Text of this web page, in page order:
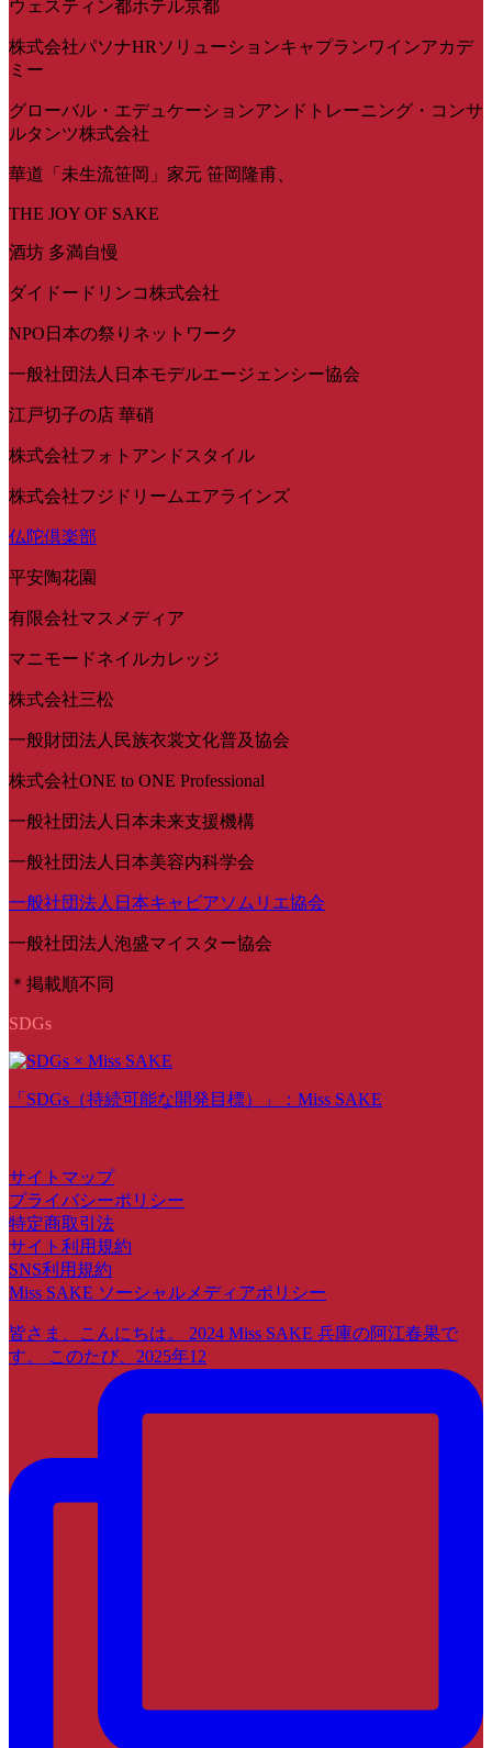
ウェスティン都ホテル京都
株式会社パソナHRソリューションキャプランワインアカデ
ミー
グローバル・エデュケーションアンドトレーニング・コンサ
ルタンツ株式会社
華道「未生流笹岡」家元 笹岡隆甫、
THE JOY OF SAKE
酒坊 多満自慢
ダイドードリンコ株式会社
NPO日本の祭りネットワーク
一般社団法人日本モデルエージェンシー協会
江戸切子の店 華硝
株式会社フォトアンドスタイル
株式会社フジドリームエアラインズ
仏陀倶楽部
平安陶花園
有限会社マスメディア
マニモードネイルカレッジ
株式会社三松
一般財団法人民族衣裳文化普及協会
株式会社ONE to ONE Professional
一般社団法人日本未来支援機構
一般社団法人日本美容内科学会
一般社団法人日本キャビアソムリエ協会
一般社団法人泡盛マイスター協会
＊掲載順不同
SDGs
「SDGs（持続可能な開発目標）」：Miss SAKE
サイトマップ
プライバシーポリシー
特定商取引法
サイト利用規約
SNS利用規約
Miss SAKE ソーシャルメディアポリシー
皆さま、こんにちは。 2024 Miss SAKE 兵庫の阿江春果で
す。 このたび、2025年12